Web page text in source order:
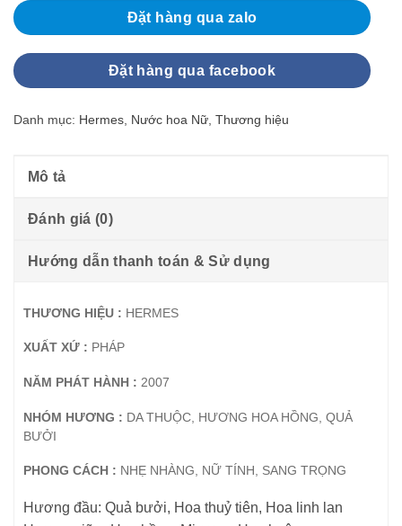
Đặt hàng qua zalo
Đặt hàng qua facebook
Danh mục: Hermes Nước hoa Nữ Thương hiệu
Mô tả
Đánh giá (0)
Hướng dẫn thanh toán & Sử dụng
THƯƠNG HIỆU : HERMES
XUẤT XỨ : PHÁP
NĂM PHÁT HÀNH : 2007
NHÓM HƯƠNG : DA THUỘC, HƯƠNG HOA HỒNG, QUẢ
BƯỞI
PHONG CÁCH : NHẸ NHÀNG, NỮ TÍNH, SANG TRỌNG
Hương đầu: Quả bưởi, Hoa thuỷ tiên, Hoa linh lan